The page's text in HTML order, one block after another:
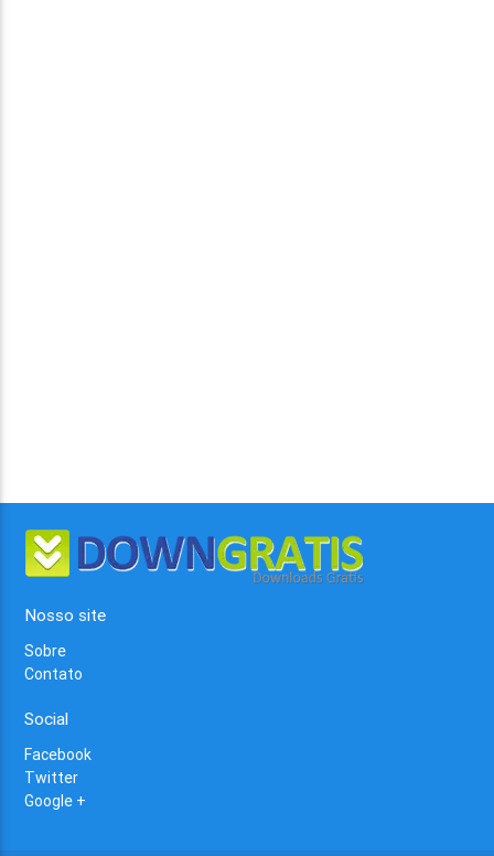
Nosso site
Sobre
Contato
Social
Facebook
Twitter
Google +